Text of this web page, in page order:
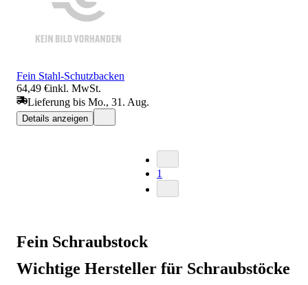
Fein Stahl-Schutzbacken
64,49 €inkl. MwSt.
Lieferung bis Mo., 31. Aug.
Details anzeigen
1
Fein Schraubstock
Wichtige Hersteller für Schraubstöcke